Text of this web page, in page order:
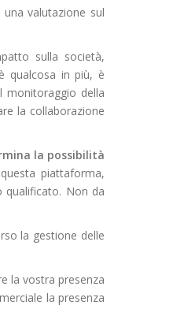
valutazione sul
sulla società,
qualcosa in più, è
monitoraggio della
la collaborazione
la possibilità
piattaforma,
qualificato. Non da
la gestione delle
la vostra presenza
la presenza